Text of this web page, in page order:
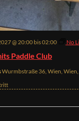
Paddle Club
@ 20:00bis02:00 No
Wurmbstraße 36, Wien,